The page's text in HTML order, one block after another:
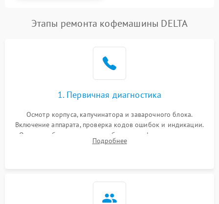
Этапы ремонта кофемашины DELTA
1. Первичная диагностика
Осмотр корпуса, капучинатора и заварочного блока.
Включение аппарата, проверка кодов ошибок и индикации.
Оценка работы помпы, термоблока и кофемолки на слух.
Измерение температуры и давления воды для выявления
Подробнее